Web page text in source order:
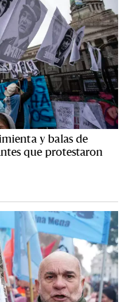
y balas de
que protestaron